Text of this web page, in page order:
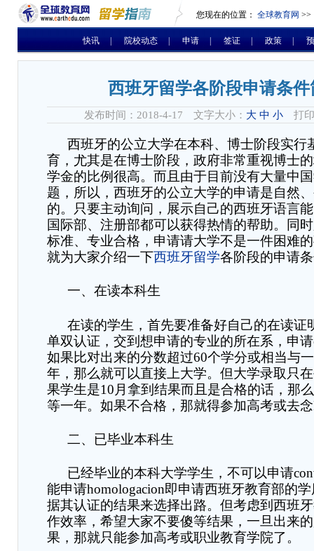
您现在的位置： 全球教育网 >>
快讯 院校动态 申请 签证 政策
西班牙留学各阶段申请条件
发布时间：2018-4-17 文字大小： 大 中 小 打
西班牙的公立大学在本科、博士阶段实行
育，尤其是在博士阶段，政府非常重视博士
学金的比例很高。而且由于目前没有大量中
题，所以，西班牙的公立大学的申请是自然
的。只要主动询问，展示自己的西班牙语言
国际部、注册部都可以获得热情的帮助。同
标准、专业合格，申请请大学不是一件困难
就为大家介绍一下西班牙留学各阶段的申请
一、在读本科生
在读的学生，首先要准备好自己的在读证
单双认证，交到想申请的专业的所在系，申请
如果比对出来的分数超过60个学分或相当与
年，那么就可以直接上大学。但大学录取只
果学生是10 月拿到结果而且是合格的话，那
等一年。如果不合格，那就得参加高考或去念
二、已毕业本科生
已经毕业的本科大学学生，不可以申请
能申请homologacion即申请西班牙教育部的
据其认证的结果来选择出路。但考虑到西班
作效率，希望大家不要傻等结果，一旦出来
果，那就只能参加高考或职业教育学院了。